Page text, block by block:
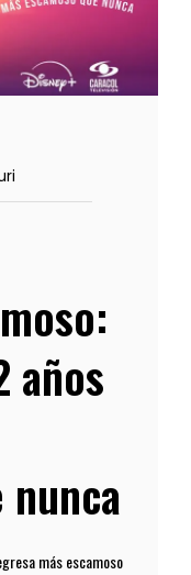
años
nunca
más escamoso